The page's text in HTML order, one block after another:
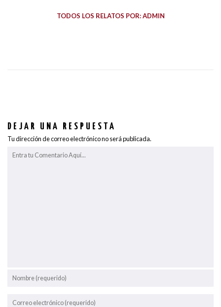
TODOS LOS RELATOS POR: ADMIN
DEJAR UNA RESPUESTA
Tu dirección de correo electrónico no será publicada.